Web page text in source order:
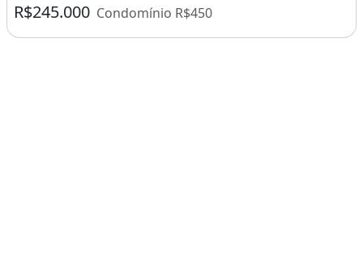
R$245.000 Condomínio R$450